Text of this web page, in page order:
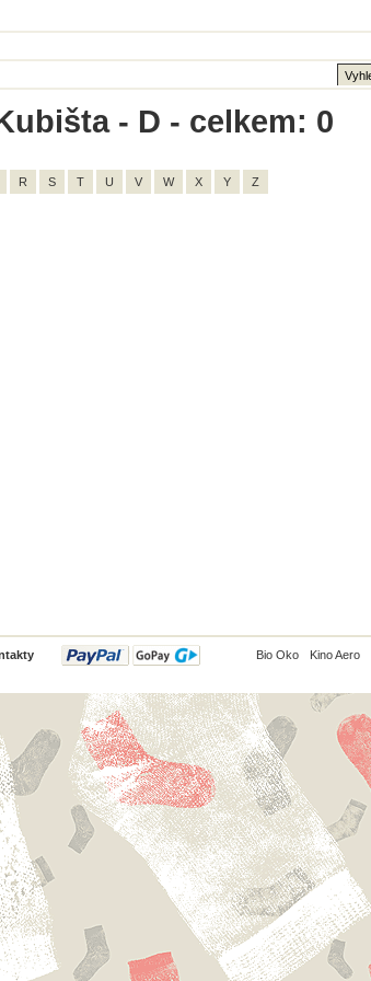
- D - celkem: 0
R S T U V W X Y Z
Bio Oko Kino Aero